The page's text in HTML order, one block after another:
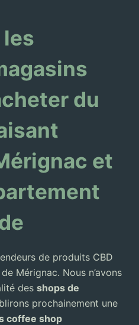
du
et
de produits CBD
Mérignac. Nous n’avons
des shops de
prochainement une
coffee shop